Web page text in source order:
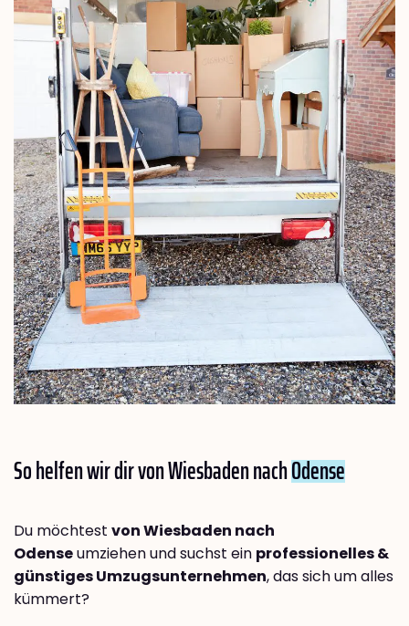
So helfen wir dir von Wiesbaden nachOdense
Du möchtest von Wiesbaden nach
Odenseumziehen und suchst ein professionelles &
günstiges Umzugsunternehmen, das sich um alles
kümmert?